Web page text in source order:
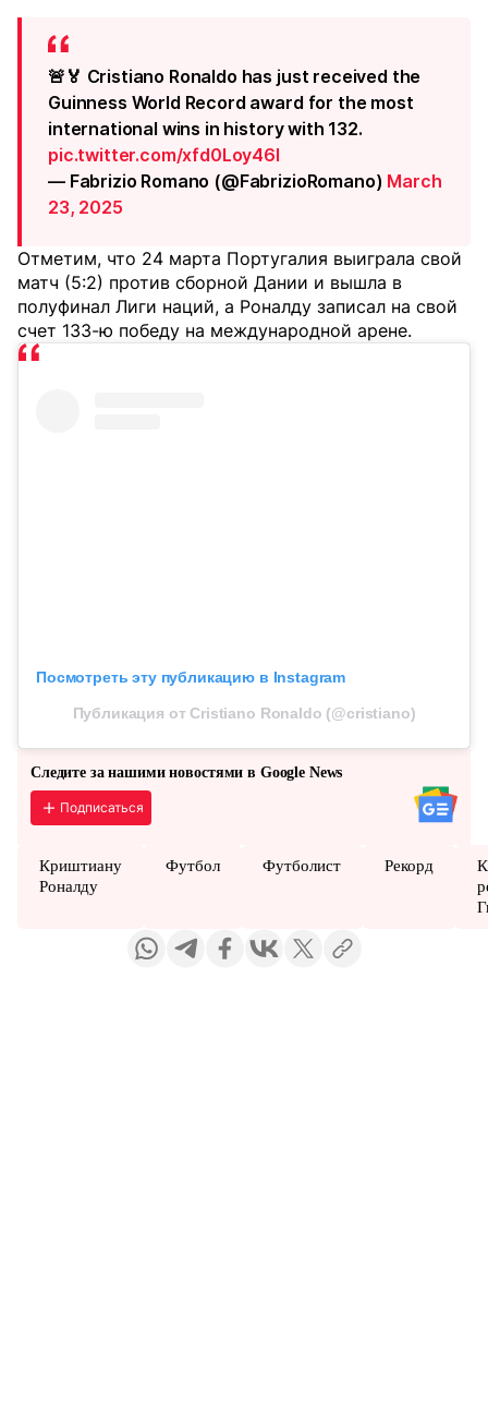
🚨🏅 Cristiano Ronaldo has just received the
Guinness World Record award for the most
international wins in history with 132.
pic.twitter.com/xfd0Loy46l
— Fabrizio Romano (@FabrizioRomano) March
23, 2025
Отметим, что 24 марта Португалия выиграла свой
матч (5:2) против сборной Дании и вышла в
полуфинал Лиги наций, а Роналду записал на свой
счет 133-ю победу на международной арене.
Посмотреть эту публикацию в Instagram
Публикация от Cristiano Ronaldo (@cristiano)
Следите за нашими новостями в Google News
Подписаться
Криштиану
Роналду
Футбол Футболист Рекорд